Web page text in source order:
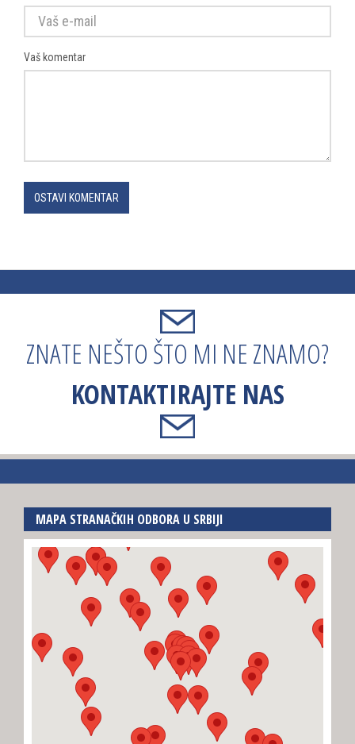
Vaš komentar
OSTAVI KOMENTAR
ZNATE NEŠTO ŠTO MI NE ZNAMO?
KONTAKTIRAJTE NAS
MAPA STRANAČKIH ODBORA U SRBIJI